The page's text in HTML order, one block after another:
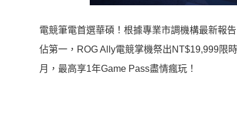
電競筆電首選華碩！根據專業市調機構最新報
佔第一，ROG Ally電競掌機祭出NT$19,999限
月，最高享1年Game Pass盡情瘋玩！